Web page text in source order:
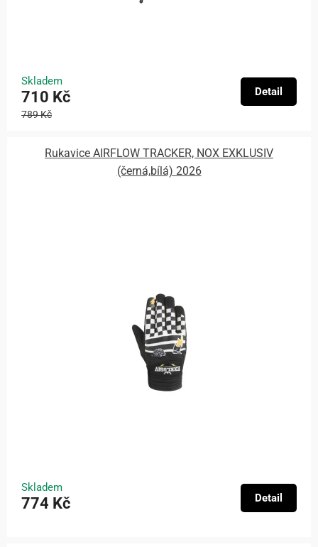
Skladem
710 Kč
789 Kč
Detail
Rukavice AIRFLOW TRACKER, NOX EXKLUSIV
(černá,bílá) 2026
Skladem
774 Kč Detail